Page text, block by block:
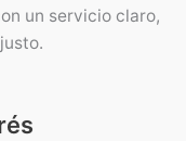
un servicio claro,